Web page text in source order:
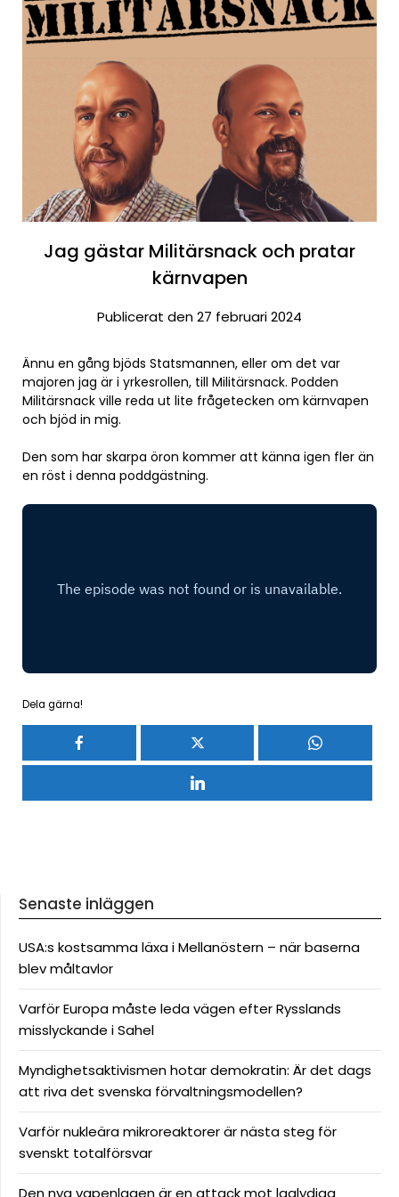
Jag gästar Militärsnack och pratar
kärnvapen
Publicerat den 27 februari 2024
Ännu en gång bjöds Statsmannen, eller om det var
majoren jag är i yrkesrollen, till Militärsnack. Podden
Militärsnack ville reda ut lite frågetecken om kärnvapen
och bjöd in mig.
Den som har skarpa öron kommer att känna igen fler än
en röst i denna poddgästning.
Dela gärna!
Senaste inläggen
USA:s kostsamma läxa i Mellanöstern – när baserna
blev måltavlor
Varför Europa måste leda vägen efter Rysslands
misslyckande i Sahel
Myndighetsaktivismen hotar demokratin: Är det dags
att riva det svenska förvaltningsmodellen?
Varför nukleära mikroreaktorer är nästa steg för
svenskt totalförsvar
Den nya vapenlagen är en attack mot laglydiga